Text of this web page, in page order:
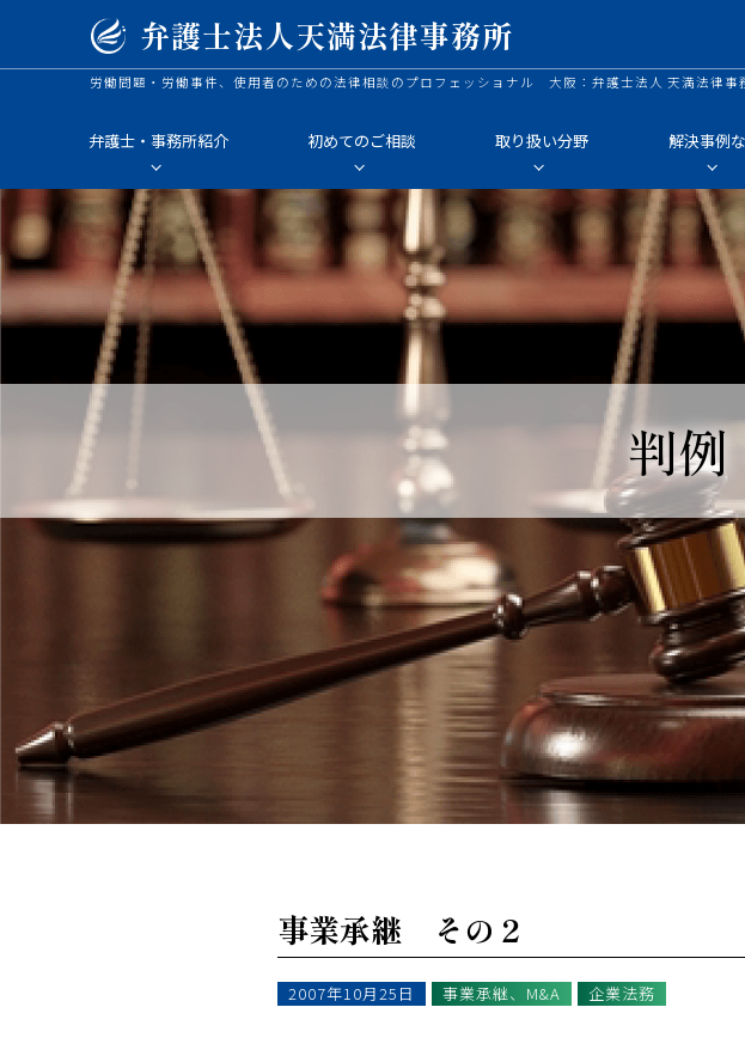
弁護士法人天満法律事務所
労働問題・労働事件、使用者のための法律相談のプロフェッショナル 大阪：弁護士法人 天満法律事
弁護士・事務所紹介 初めてのご相談 取り扱い分野 解決事例
判例
事業承継 その２
2007年10月25日 事業承継、M&A 企業法務